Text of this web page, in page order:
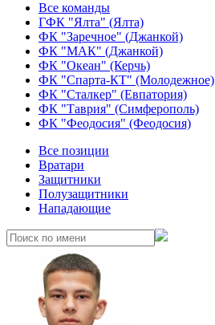
Все команды
ГФК "Ялта" (Ялта)
ФК "Заречное" (Джанкой)
ФК "МАК" (Джанкой)
ФК "Океан" (Керчь)
ФК "Спарта-КТ" (Молодежное)
ФК "Сталкер" (Евпатория)
ФК "Таврия" (Симферополь)
ФК "Феодосия" (Феодосия)
Все позиции
Вратари
Защитники
Полузащитники
Нападающие